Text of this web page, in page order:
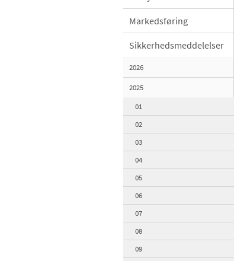
Markedsføring
Sikkerhedsmeddelelser
2026
2025
01
02
03
04
05
06
07
08
09